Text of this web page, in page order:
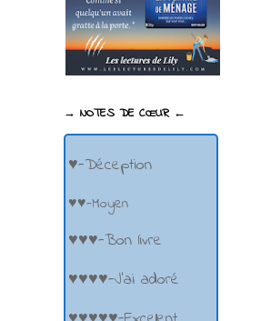
→ NOTES DE CŒUR ←
♥-Déception
♥♥-Moyen
♥♥♥-Bon livre
♥♥♥♥-J'ai adoré